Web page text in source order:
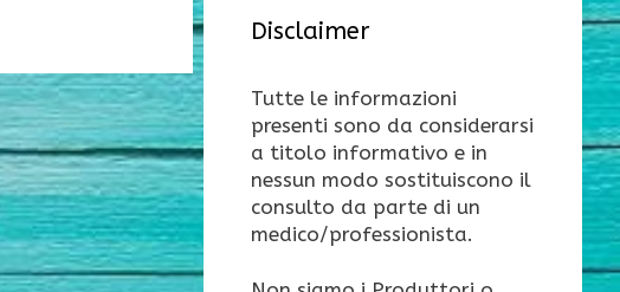
Disclaimer
Tutte le informazioni
presenti sono da considerarsi
a titolo informativo e in
nessun modo sostituiscono il
consulto da parte di un
medico/professionista.